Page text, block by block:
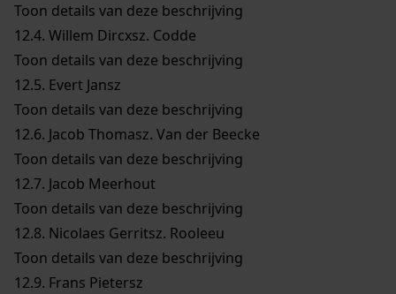
Toon details van deze beschrijving
12.4. Willem Dircxsz. Codde
Toon details van deze beschrijving
12.5. Evert Jansz
Toon details van deze beschrijving
12.6. Jacob Thomasz. Van der Beecke
Toon details van deze beschrijving
12.7. Jacob Meerhout
Toon details van deze beschrijving
12.8. Nicolaes Gerritsz. Rooleeu
Toon details van deze beschrijving
12.9. Frans Pietersz